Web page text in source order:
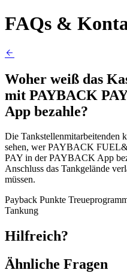
FAQs &
Woher weiß das
mit PAYBACK
App bezahle?
Die Tankstellenmitarbeitenden
sehen, wer PAYBACK
PAY in der PAYBACK App
Anschluss das Tankgelände
müssen.
Payback Punkte
Tankung
Hilfreich?
Ähnliche Fragen